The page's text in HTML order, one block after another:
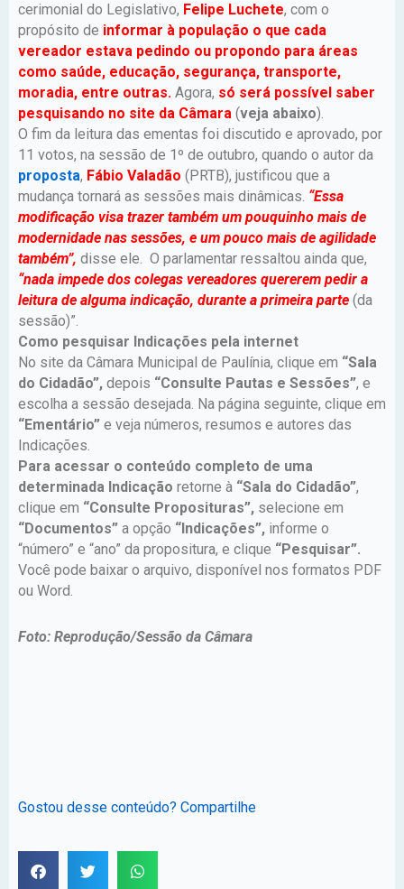
cerimonial do Legislativo, Felipe Luchete, com o
propósito de informar à população o que cada
vereador estava pedindo ou propondo para áreas
como saúde, educação, segurança, transporte,
moradia, entre outras. Agora, só será possível saber
pesquisando no site da Câmara (veja abaixo).
O fim da leitura das ementas foi discutido e aprovado, por
11 votos, na sessão de 1º de outubro, quando o autor da
proposta, Fábio Valadão (PRTB), justificou que a
mudança tornará as sessões mais dinâmicas. “Essa
modificação visa trazer também um pouquinho mais de
modernidade nas sessões, e um pouco mais de agilidade
também”, disse ele. O parlamentar ressaltou ainda que,
“nada impede dos colegas vereadores quererem pedir a
leitura de alguma indicação, durante a primeira parte (da
sessão)”.
Como pesquisar Indicações pela internet
No site da Câmara Municipal de Paulínia, clique em “Sala
do Cidadão”, depois “Consulte Pautas e Sessões”, e
escolha a sessão desejada. Na página seguinte, clique em
“Ementário” e veja números, resumos e autores das
Indicações.
Para acessar o conteúdo completo de uma
determinada Indicação retorne à “Sala do Cidadão”,
clique em “Consulte Proposituras”, selecione em
“Documentos” a opção “Indicações”, informe o
“número” e “ano” da propositura, e clique “Pesquisar”.
Você pode baixar o arquivo, disponível nos formatos PDF
ou Word.
Foto: Reprodução/Sessão da Câmara
Gostou desse conteúdo? Compartilhe